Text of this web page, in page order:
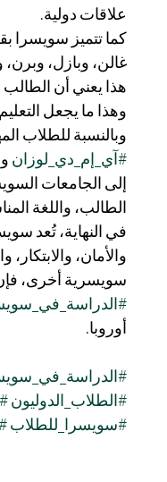
علاقات دولية.
كما تتميز سويسرا
غالن، وبازل، وبرن،
هذا يعني أن
وهذا ما يجعل
وبالنسبة للطلاب
#آي_إم_دي_لوزان
إلى الجامعات
الطالب، واللغة
في النهاية، تُعد
والأمان،
سويسرية أخرى،
أوروبا.
#الطلاب_الدوليون
#سويسرا_للطلاب